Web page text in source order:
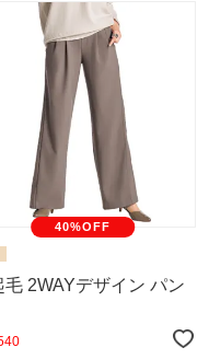
40%OFF
毛 2WAYデザイン パン